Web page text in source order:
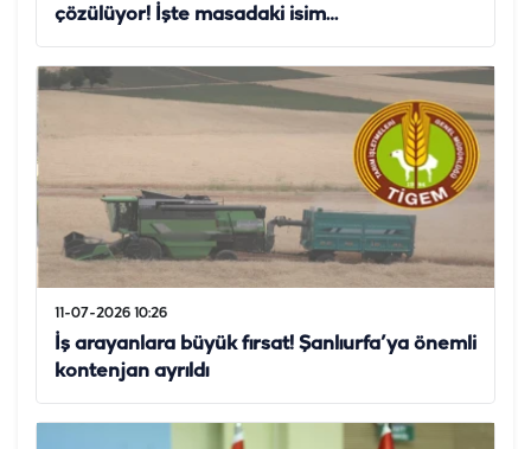
çözülüyor! İşte masadaki isim…
11-07-2026 10:26
İş arayanlara büyük fırsat! Şanlıurfa’ya önemli
kontenjan ayrıldı